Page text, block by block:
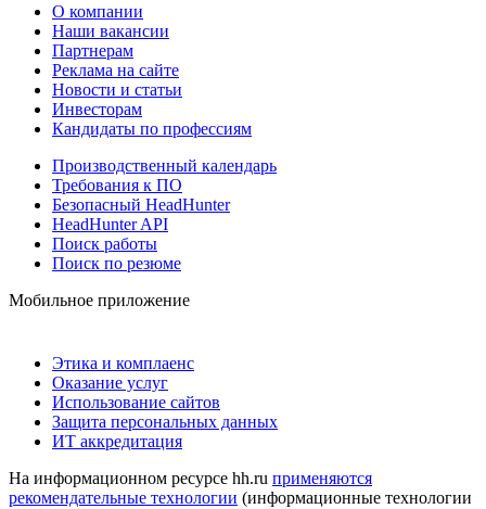
О компании
Наши вакансии
Партнерам
Реклама на сайте
Новости и статьи
Инвесторам
Кандидаты по профессиям
Производственный календарь
Требования к ПО
Безопасный HeadHunter
HeadHunter API
Поиск работы
Поиск по резюме
Мобильное приложение
Этика и комплаенс
Оказание услуг
Использование сайтов
Защита персональных данных
ИТ аккредитация
На информационном ресурсе hh.ru применяются
рекомендательные технологии (информационные технологии